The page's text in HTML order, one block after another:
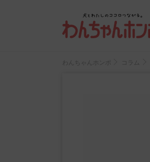
わんちゃんホンポ コラム